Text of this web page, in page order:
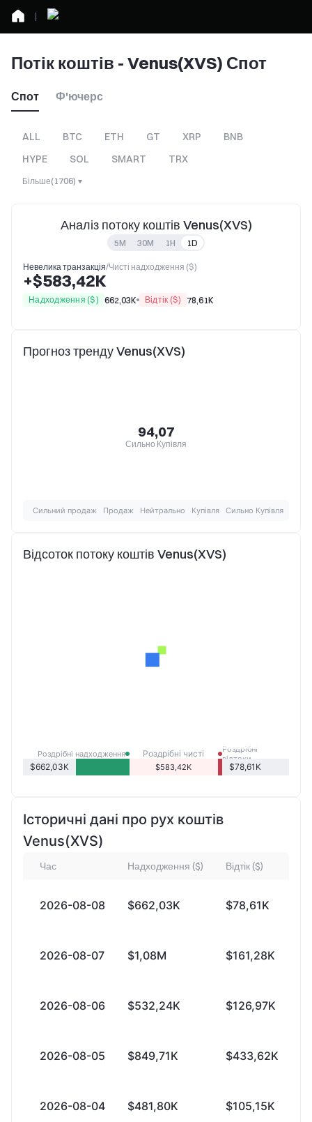
Потік коштів - Venus(XVS) Спот
Спот Ф'ючерс
ALL BTC ETH GT XRP
BNB
HYPE
SOL SMART TRX
Більше(1706)
Аналіз потоку коштів Venus(XVS)
5M 30M 1H 1D
Невелика транзакція/Чисті надходження ($)
+$583,42K
Надходження ($) 662,03K Відтік ($) 78,61K
Прогноз тренду Venus(XVS)
94,07
Сильно Купівля
Сильний продаж Продаж Нейтрально Купівля Сильно Купівля
Відсоток потоку коштів Venus(XVS)
Роздрібні надходження
$662,03K
Роздрібні чисті
надходження
$583,42K
Роздрібні
відтоки
$78,61K
Історичні дані про рух коштів
Venus(XVS)
Час Надходження ($) Відтік ($)
2026-08-08 $662,03K $78,61K
2026-08-07 $1,08M $161,28K
2026-08-06 $532,24K $126,97K
2026-08-05 $849,71K $433,62K
2026-08-04 $481,80K $105,15K